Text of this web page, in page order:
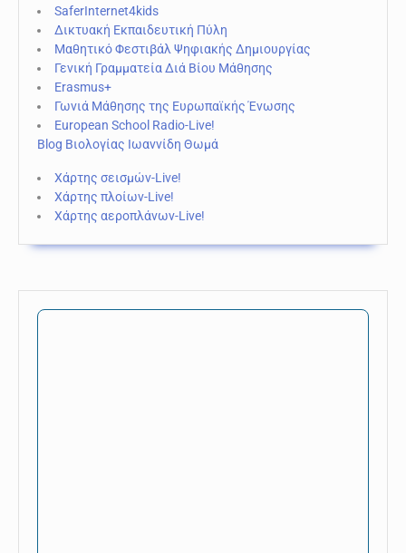
SaferInternet4kids
Δικτυακή Εκπαιδευτική Πύλη
Μαθητικό Φεστιβάλ Ψηφιακής Δημιουργίας
Γενική Γραμματεία Διά Βίου Μάθησης
Erasmus+
Γωνιά Μάθησης της Ευρωπαϊκής Ένωσης
European School Radio-Live!
Blog Βιολογίας Ιωαννίδη Θωμά
Χάρτης σεισμών-Live!
Χάρτης πλοίων-Live!
Χάρτης αεροπλάνων-Live!